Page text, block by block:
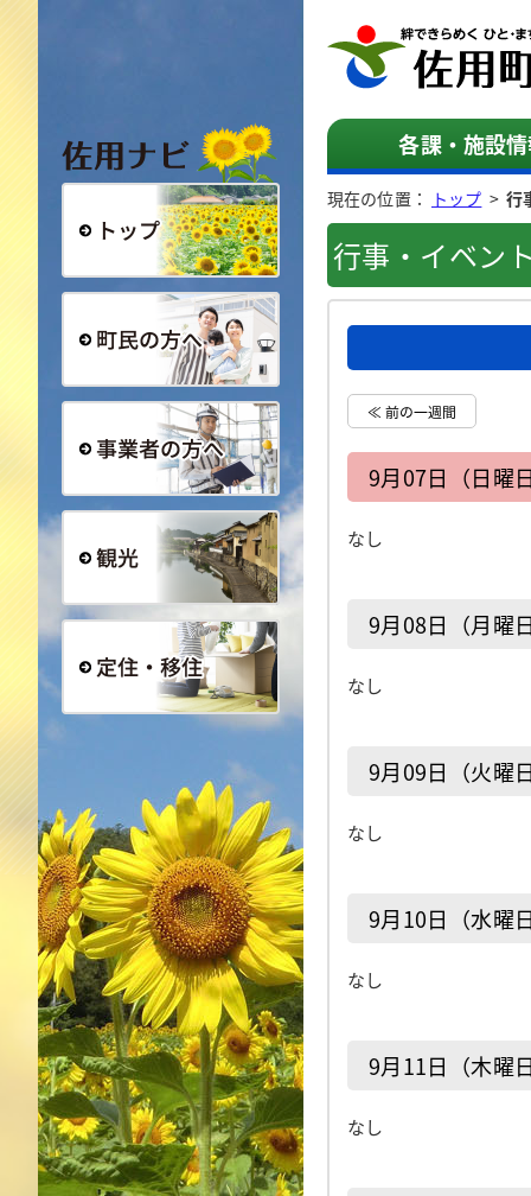
総合トップ
町民の方へ
事業者の方へ
定住・移住
各課・施設
現在の位置： トップ >行
行事・イベント
≪ 前の一週間
9月07日（日曜日
なし
9月08日（月曜日
なし
9月09日（火曜日
なし
9月10日（水曜日
なし
9月11日（木曜日
なし